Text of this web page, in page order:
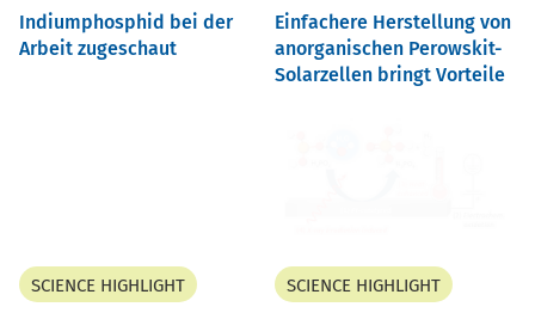
Indiumphosphid bei der
Arbeit zugeschaut
Einfachere Herstellung von
anorganischen Perowskit-
Solarzellen bringt Vorteile
SCIENCE HIGHLIGHT SCIENCE HIGHLIGHT